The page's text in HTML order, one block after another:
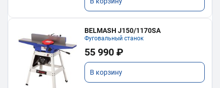
BELMASH J150/1170SA
Фуговальный станок
55 990 ₽
В корзину